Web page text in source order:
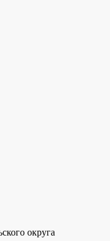
округа